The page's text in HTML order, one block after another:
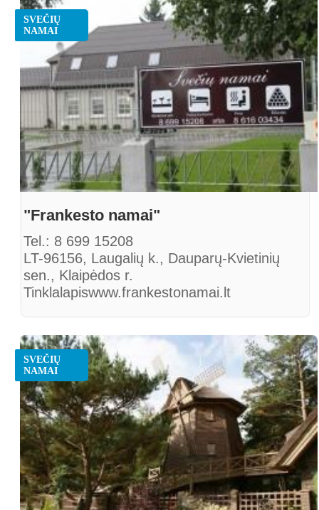
SVEČIŲ
NAMAI
"Frankesto namai"
Tel.: 8 699 15208
LT-96156, Laugalių k., Dauparų-Kvietinių
sen., Klaipėdos r.
Tinklalapiswww.frankestonamai.lt
SVEČIŲ
NAMAI